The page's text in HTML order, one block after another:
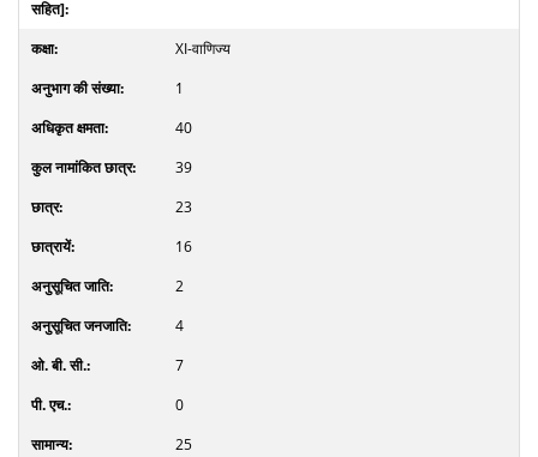
XI-वाणिज्य
1
40
39
23
16
2
4
7
0
25